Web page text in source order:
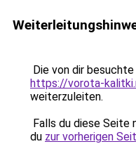
Die von dir
https://vorota-
weiterzuleiten.
Falls du diese Seite
du zur vorherigen